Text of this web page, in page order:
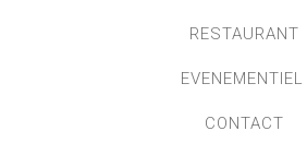
RESTAURANT
EVENEMENTIEL
CONTACT